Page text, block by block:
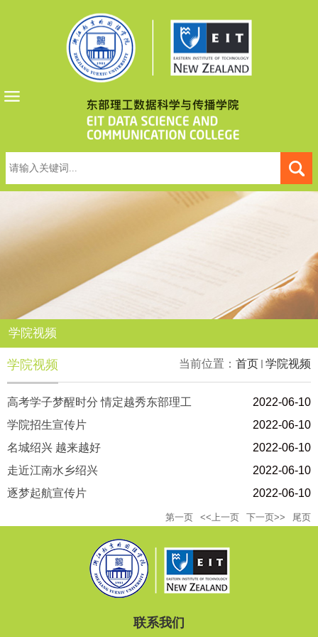
学院视频
当前位置： 首页 学院视频
学院视频
高考学子梦醒时分 情定越秀东部理工
2022-06-10
学院招生宣传片
2022-06-10
名城绍兴 越来越好
2022-06-10
走近江南水乡绍兴
2022-06-10
逐梦起航宣传片
2022-06-10
第一页 <<上一页 下一页>> 尾页
联系我们